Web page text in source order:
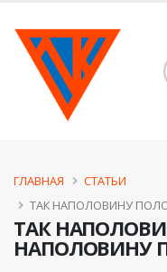
ТАК
НАПОЛОВИНУ
ГЛАВНАЯ
СТАТЬИ
ТАК НАПОЛОВИНУ